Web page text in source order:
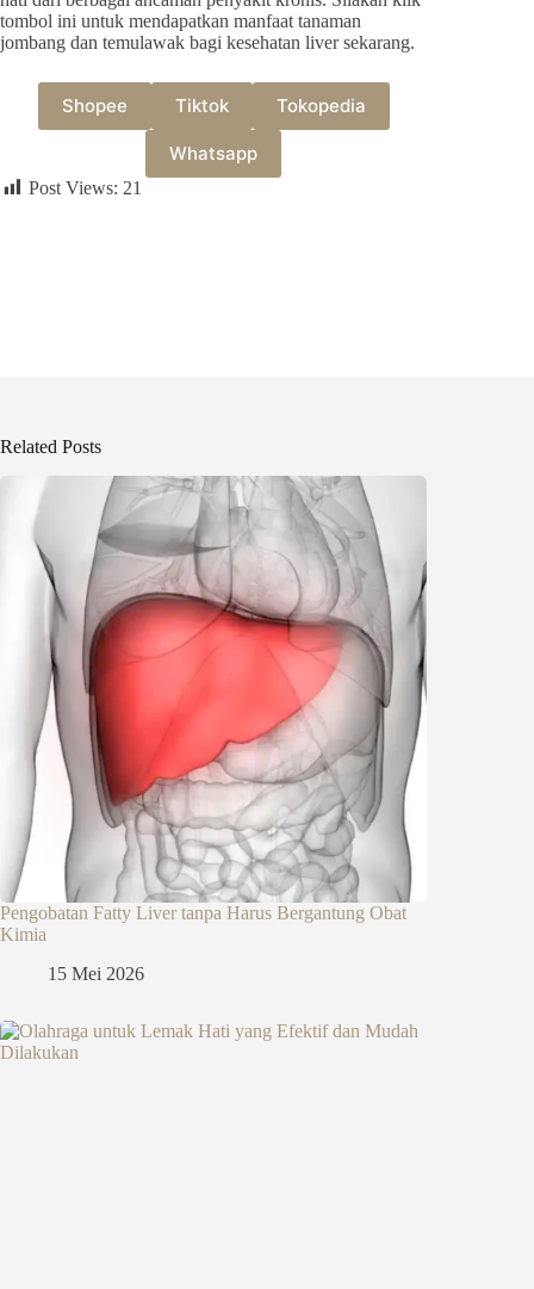
tombol ini untuk mendapatkan manfaat tanaman
jombang dan temulawak bagi kesehatan liver sekarang.
Shopee Tiktok Tokopedia
Whatsapp
Post Views: 21
Related Posts
Pengobatan Fatty Liver tanpa Harus Bergantung Obat
Kimia
15 Mei 2026